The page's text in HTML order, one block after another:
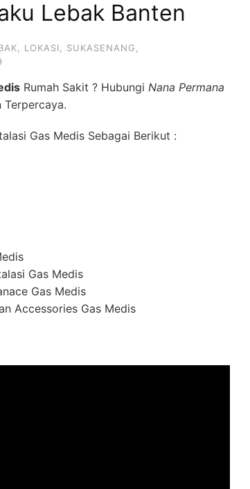
Lebak Banten
LOKASI SUKASENANG
Rumah Sakit ? Hubungi Nana Permana
Terpercaya.
Gas Medis Sebagai Berikut :
Gas Medis
Gas Medis
Accessories Gas Medis